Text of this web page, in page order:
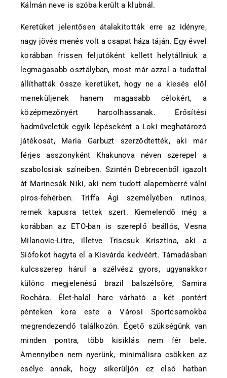
Kálmán neve is szóba került a klubnál.
Keretüket jelentősen átalakították erre az idényre,
nagy jövés menés volt a csapat háza táján. Egy évvel
korábban frissen feljutóként kellett helytállniuk a
legmagasabb osztályban, most már azzal a tudattal
állíthatták össze keretüket, hogy ne a kiesés elől
meneküljenek hanem magasabb célokért, a
középmezőnyért harcolhassanak. Erősítési
hadműveletük egyik lépéseként a Loki meghatározó
játékosát, Maria Garbuzt szerződtették, aki már
férjes asszonyként Khakunova néven szerepel a
szabolcsiak színeiben. Szintén Debrecenből igazolt
át Marincsák Niki, aki nem tudott alapemberré válni
piros-fehérben. Triffa Ági személyében rutinos,
remek kapusra tettek szert. Kiemelendő még a
korábban az ETO-ban is szereplő beállós, Vesna
Milanovic-Litre, illetve Triscsuk Krisztina, aki a
Siófokot hagyta el a Kisvárda kedvéért. Támadásban
kulcsszerep hárul a szélvész gyors, ugyanakkor
különc megjelenésű brazil balszélsőre, Samira
Rochára. Élet-halál harc várható a két pontért
pénteken kora este a Városi Sportcsarnokba
megrendezendő találkozón. Égető szükségünk van
minden pontra, több kisiklás nem fér bele.
Amennyiben nem nyerünk, minimálisra csökken az
esélye annak, hogy sikerüljön ez első hatban